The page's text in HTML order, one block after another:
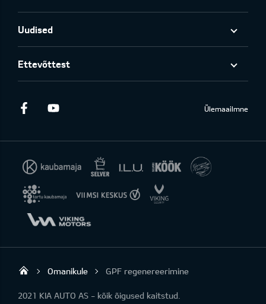
Uudised
Ettevõttest
Facebook Ülemaailmne
KIA AUTO AS
Omanikule GPF regenereerimine
2021 KIA AUTO AS - kõik õigused kaitstud.